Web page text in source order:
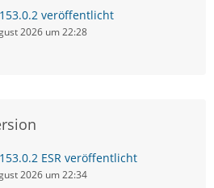
veröffentlicht
2026 um 22:28
ESR veröffentlicht
2026 um 22:34